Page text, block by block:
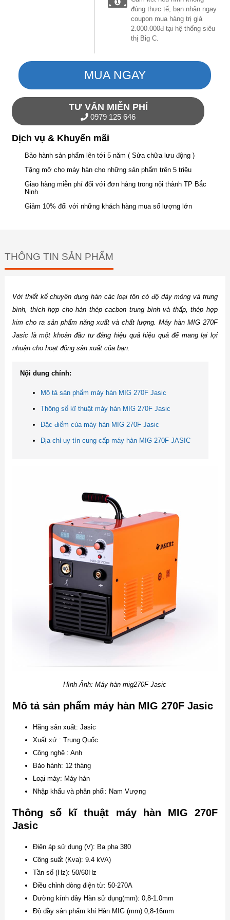
đúng thực tế, bạn nhận ngay
coupon mua hàng trị giá
2.000.000đ tại hệ thống siêu
thị Big C.
MUA NGAY
TƯ VẤN MIỄN PHÍ
0979 125 646
Dịch vụ & Khuyến mãi
Bảo hành sản phẩm lên tới 5 năm ( Sửa chữa lưu động )
Tặng mỡ cho máy hàn cho những sản phẩm trên 5 triệu
Giao hàng miễn phí đối với đơn hàng trong nội thành TP Bắc
Ninh
Giảm 10% đối với những khách hàng mua số lượng lớn
THÔNG TIN SẢN PHẨM
Với thiết kế chuyên dụng hàn các loại tôn có độ dày mỏng và trung
bình, thích hợp cho hàn thép cacbon trung bình và thấp, thép hợp
kim cho ra sản phẩm năng xuất và chất lượng. Máy hàn MIG 270F
Jasic là một khoản đầu tư đáng hiệu quả hiệu quả để mang lại lợi
nhuận cho hoạt động sản xuất của bạn.
Nội dung chính:
Mô tả sản phẩm máy hàn MIG 270F Jasic
Thông số kĩ thuật máy hàn MIG 270F Jasic
Đặc điểm của máy hàn MIG 270F Jasic
Địa chỉ uy tín cung cấp máy hàn MIG 270F JASIC
Hình Ảnh: Máy hàn mig270F Jasic
Mô tả sản phẩm máy hàn MIG 270F Jasic
Hãng sản xuất: Jasic
Xuất xứ : Trung Quốc
Công nghệ : Anh
Bảo hành: 12 tháng
Loại máy: Máy hàn
Nhập khẩu và phân phối: Nam Vượng
Thông số kĩ thuật máy hàn MIG 270F
Jasic
Điện áp sử dụng (V): Ba pha 380
Công suất (Kva): 9.4 kVA)
Tần số (Hz): 50/60Hz
Điều chỉnh dòng điện từ: 50-270A
Dường kính dây Hàn sử dụng(mm): 0,8-1.0mm
Độ dầy sản phẩm khi Hàn MIG (mm) 0,8-16mm